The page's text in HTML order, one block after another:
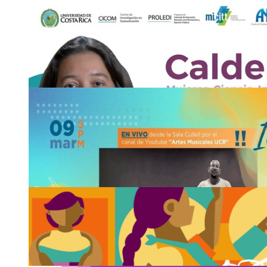
MAR
Charla: Investigación de alto nivel en el exterior
https://udecr.zoom.us/j/
ID: 997 752 4704 Passcode: SoyCiprona
2511-6345
recepc wgvh ion.fc
MAR
Conversatorio: Mujeres y matemáticas en
Vía Zoom ID: 848 6483 9948 Código: 599239
Lunes 8 de marzo, 4:00 p. m.
2511-6551
nydbemate msvw .ac.cr
3 MAR